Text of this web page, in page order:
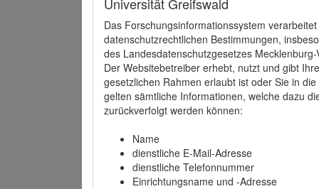
Das Forschungsinformationssystem
datenschutzrechtlichen Bestimmungen,
des Landesdatenschutzgesetzes
Der Websitebetreiber erhebt, nutzt und gibt
gesetzlichen Rahmen erlaubt ist oder Sie in
gelten sämtliche Informationen, welche dazu
zurückverfolgt werden können:
Name
dienstliche E-Mail-Adresse
dienstliche Telefonnummer
Einrichtungsname und -Adresse